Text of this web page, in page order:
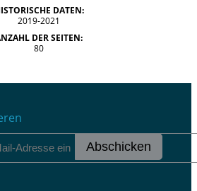
DATEN:
2019-2021
DER SEITEN:
80
Abschicken